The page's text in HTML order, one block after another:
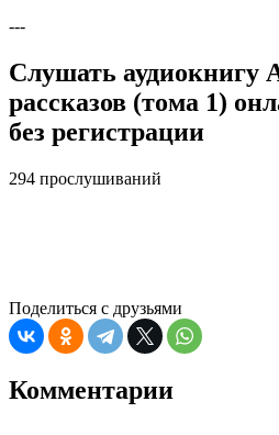
---
Слушать аудиокнигу
рассказов (тома 1)
без регистрации
294 прослушиваний
Поделиться с друзьями
Комментарии